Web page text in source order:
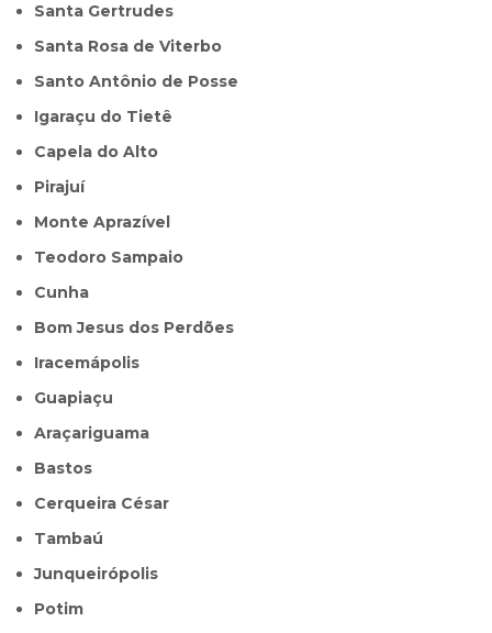
Santa Gertrudes
Santa Rosa de Viterbo
Santo Antônio de Posse
Igaraçu do Tietê
Capela do Alto
Pirajuí
Monte Aprazível
Teodoro Sampaio
Cunha
Bom Jesus dos Perdões
Iracemápolis
Guapiaçu
Araçariguama
Bastos
Cerqueira César
Tambaú
Junqueirópolis
Potim